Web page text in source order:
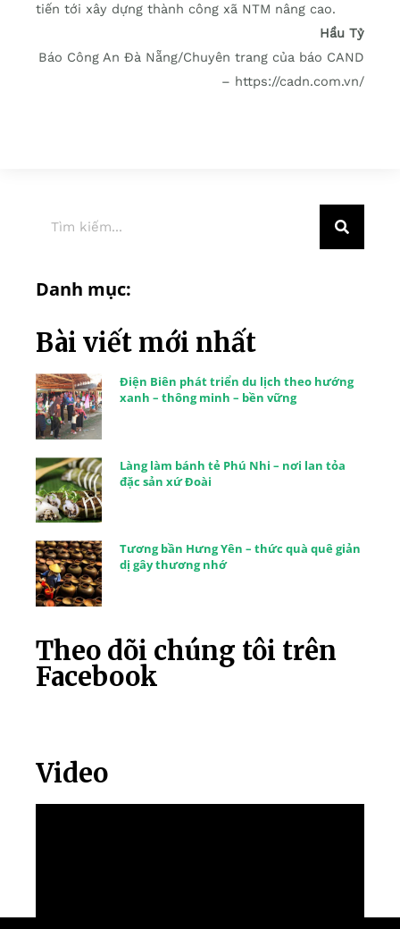
tiến tới xây dựng thành công xã NTM nâng cao.
Hầu Tỷ
Báo Công An Đà Nẵng/Chuyên trang của báo CAND
– https://cadn.com.vn/
Danh mục:
Bài viết mới nhất
Điện Biên phát triển du lịch theo hướng
xanh – thông minh – bền vững
Làng làm bánh tẻ Phú Nhi – nơi lan tỏa
đặc sản xứ Đoài
Tương bần Hưng Yên – thức quà quê giản
dị gây thương nhớ
Theo dõi chúng tôi trên
Facebook
Video